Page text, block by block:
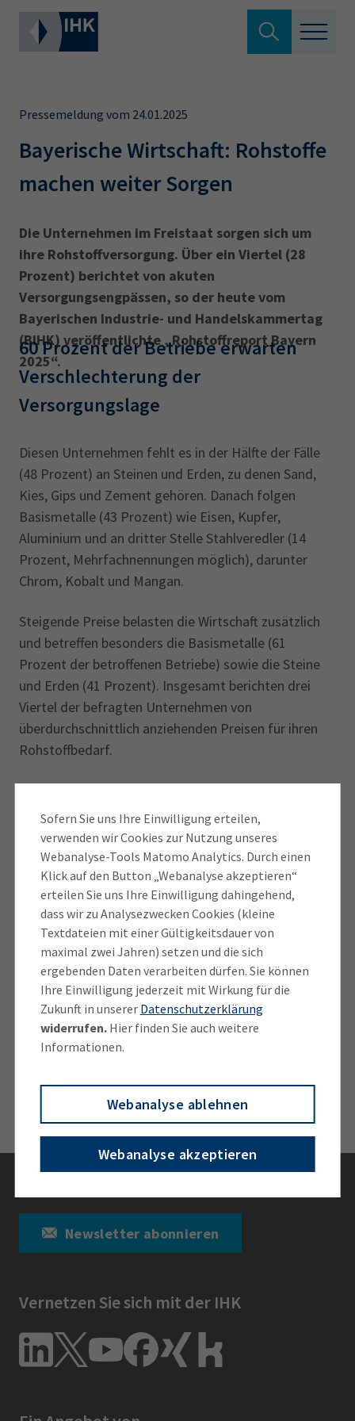
Aus- & Fortbildung
Berufszugang
Ratgeber
Service & Anträge
Über uns
Leichte Sprache
Presse
EN
IHK Akademie
Magazin Log-in
Suche verlassen
Wonach suchen Sie?
Suchen
Hier können Sie auch aus den meistgesuchten
Begriffen vorauswählen
34a 34c Ausbildungsvertrag
AdA
34d
Prüfungstermine
Sachkundeprüfung
34i
Betriebswirt Prüfbericht
Sofern Sie uns Ihre Einwilligung erteilen,
verwenden wir Cookies zur Nutzung unseres
Webanalyse-Tools Matomo Analytics. Durch einen
Klick auf den Button „Webanalyse akzeptieren“
erteilen Sie uns Ihre Einwilligung dahingehend,
dass wir zu Analysezwecken Cookies (kleine
Textdateien mit einer Gültigkeitsdauer von
maximal zwei Jahren) setzen und die sich
ergebenden Daten verarbeiten dürfen. Sie können
Ihre Einwilligung jederzeit mit Wirkung für die
Zukunft in unserer Datenschutzerklärung
widerrufen.Hier finden Sie auch weitere
Informationen.
Webanalyse ablehnen
Webanalyse akzeptieren
Pressemeldung vom 24.01.2025
Bayerische Wirtschaft: Rohstoffe
machen weiter Sorgen
Die Unternehmen im Freistaat sorgen sich um
ihre Rohstoffversorgung. Über ein Viertel (28
Prozent) berichtet von akuten
Versorgungsengpässen, so der heute vom
Bayerischen Industrie- und Handelskammertag
(BIHK) veröffentlichte „Rohstoffreport Bayern
2025“.
60 Prozent der Betriebe erwarten
Verschlechterung der
Versorgungslage
Diesen Unternehmen fehlt es in der Hälfte der Fälle
(48 Prozent) an Steinen und Erden, zu denen Sand,
Kies, Gips und Zement gehören. Danach folgen
Basismetalle (43 Prozent) wie Eisen, Kupfer,
Aluminium und an dritter Stelle Stahlveredler (14
Prozent, Mehrfachnennungen möglich), darunter
Chrom, Kobalt und Mangan.
Steigende Preise belasten die Wirtschaft zusätzlich
und betreffen besonders die Basismetalle (61
Prozent der betroffenen Betriebe) sowie die Steine
und Erden (41 Prozent). Insgesamt berichten drei
Viertel der befragten Unternehmen von
überdurchschnittlich anziehenden Preisen für ihren
Rohstoffbedarf.
nächsten fünf Jahren mit einer weiteren
Verschlechterung der Versorgungslage. Als Gründe
sehen sie vor allem geopolitische Unsicherheiten und
wachsende bürokratische Hürden. Von der Politik
fordern die Unternehmen daher weniger Hürden bei
der Gewinnung heimischer Rohstoffe wie Kies und
Sand, aber auch möglichst freien Zugang zu den
Weltmärkten ohne Handels-beschränkungen.
Der „Rohstoffreport Bayern 2025“ ist unter
www.bihk.dezum Download erhältlich. An der
Befragung nahmen rund 650 Unternehmen aus dem
Newsletter abonnieren
Vernetzen Sie sich mit der IHK